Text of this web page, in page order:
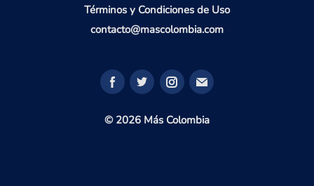
Términos y Condiciones de Uso
contacto@mascolombia.com
© 2026 Más Colombia